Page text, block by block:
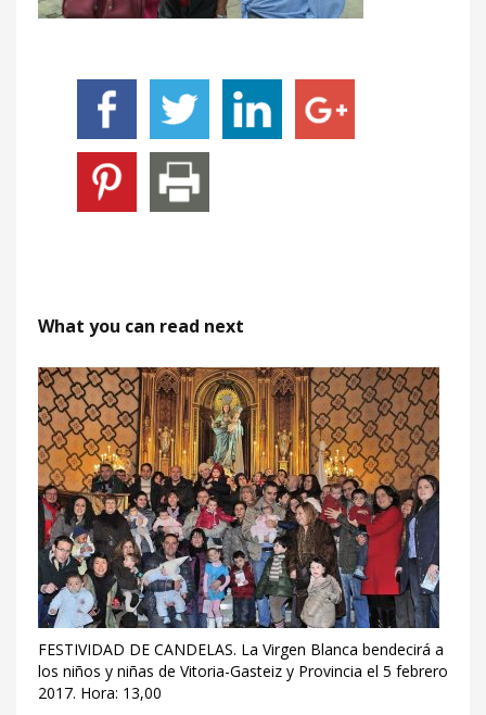
What you can read next
FESTIVIDAD DE CANDELAS. La Virgen Blanca bendecirá a
los niños y niñas de Vitoria-Gasteiz y Provincia el 5 febrero
2017. Hora: 13,00